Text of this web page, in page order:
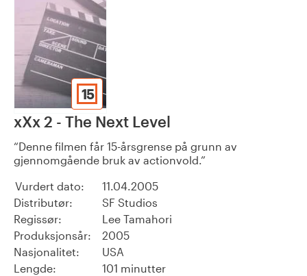
15
xXx 2 - The Next Level
Denne filmen får 15-årsgrense på grunn av
gjennomgående bruk av actionvold.
Vurdert dato:
11.04.2005
Distributør:
SF Studios
Regissør:
Lee Tamahori
Produksjonsår:
2005
Nasjonalitet:
USA
Lengde:
101 minutter